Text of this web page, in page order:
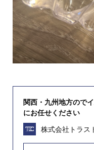
関西・九州地方ので
にお任せください
株式会社トラス